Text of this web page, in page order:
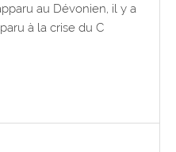
au Dévonien, il y a
à la crise du C